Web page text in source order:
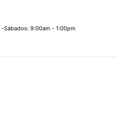
Sábados: 9:00am - 1:00pm